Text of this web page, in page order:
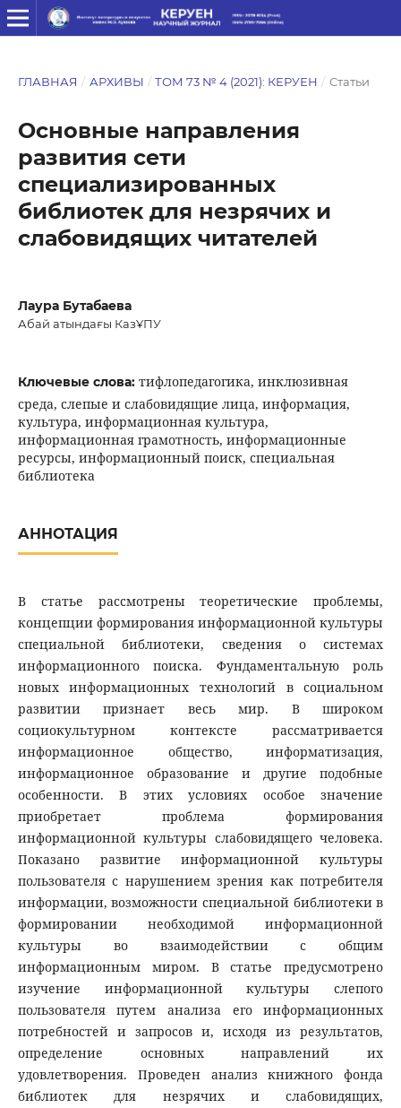
ГЛАВНАЯ / АРХИВЫ / ТОМ 73 № 4 (2021): КЕРУЕН / Статьи
Основные направления
развития сети
специализированных
библиотек для незрячих и
слабовидящих читателей
Лаура Бутабаева
Абай атындағы КазҰПУ
Ключевые слова: тифлопедагогика, инклюзивная
среда, слепые и слабовидящие лица, информация,
культура, информационная культура,
информационная грамотность, информационные
ресурсы, информационный поиск, специальная
библиотека
АННОТАЦИЯ
В статье рассмотрены теоретические проблемы,
концепции формирования информационной культуры
специальной библиотеки, сведения о системах
информационного поиска. Фундаментальную роль
новых информационных технологий в социальном
развитии признает весь мир. В широком
социокультурном контексте рассматривается
информационное общество, информатизация,
информационное образование и другие подобные
особенности. В этих условиях особое значение
приобретает проблема формирования
информационной культуры слабовидящего человека.
Показано развитие информационной культуры
пользователя с нарушением зрения как потребителя
информации, возможности специальной библиотеки в
формировании необходимой информационной
культуры во взаимодействии с общим
информационным миром. В статье предусмотрено
изучение информационной культуры слепого
пользователя путем анализа его информационных
потребностей и запросов и, исходя из результатов,
определение основных направлений их
удовлетворения. Проведен анализ книжного фонда
библиотек для незрячих и слабовидящих,